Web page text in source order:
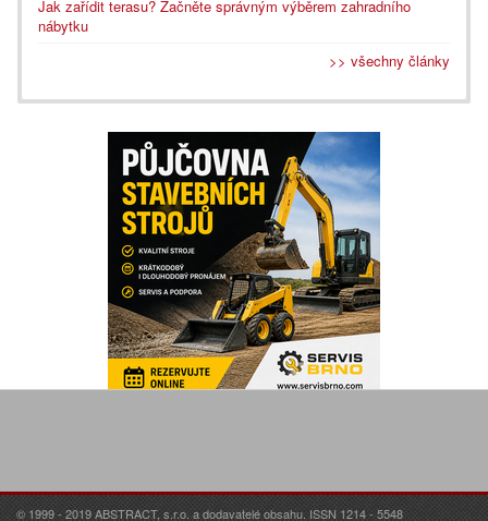
Jak zařídit terasu? Začněte správným výběrem zahradního
nábytku
>> všechny články
© 1999 - 2019 ABSTRACT, s.r.o. a dodavatelé obsahu. ISSN 1214 - 5548